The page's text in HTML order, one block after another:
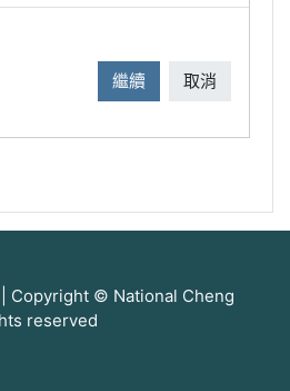
繼續 取消
| Copyright © National Cheng
reserved